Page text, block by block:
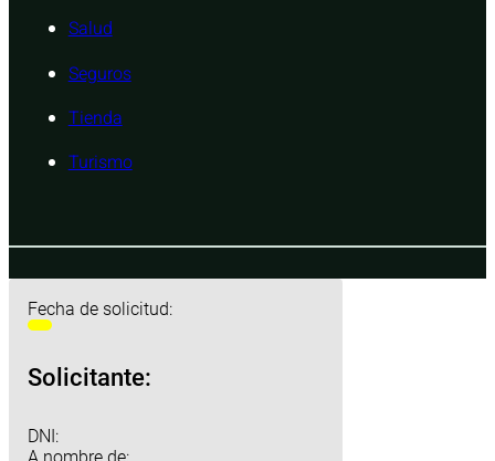
Salud
Seguros
Tienda
Turismo
Fecha de solicitud:
Solicitante:
DNI: